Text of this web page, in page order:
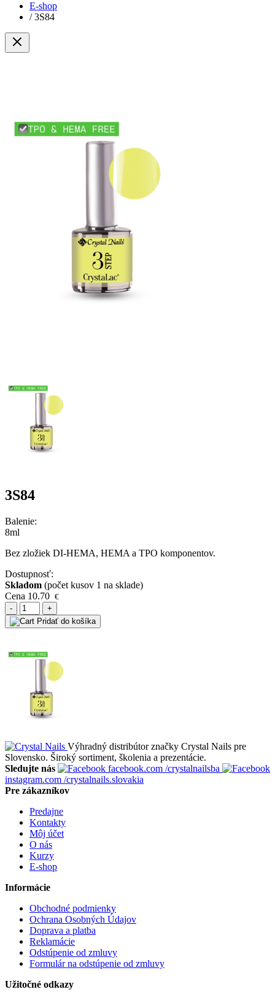
E-shop
/ 3S84
3S84
Balenie:
8ml
Bez zložiek DI-HEMA, HEMA a TPO komponentov.
Dostupnosť:
Skladom (počet kusov 1 na sklade)
Cena 10.70 €
-
+
Pridať do košíka
Výhradný distribútor značky Crystal Nails pre
Slovensko. Široký sortiment, školenia a prezentácie.
Sledujte nás
facebook.com /crystalnailsba
instagram.com /crystalnails.slovakia
Pre zákazníkov
Predajne
Kontakty
Môj účet
O nás
Kurzy
E-shop
Informácie
Obchodné podmienky
Ochrana Osobných Údajov
Doprava a platba
Reklamácie
Odstúpenie od zmluvy
Formulár na odstúpenie od zmluvy
Užitočné odkazy